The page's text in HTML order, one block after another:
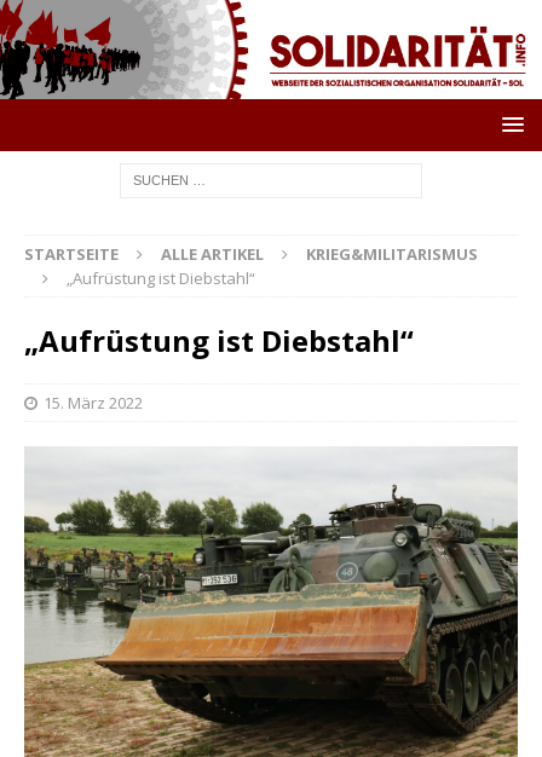
STARTSEITE ALLE ARTIKEL
KRIEG&MILITARISMUS
„Aufrüstung ist Diebstahl“
„Aufrüstung ist Diebstahl“
15. März 2022